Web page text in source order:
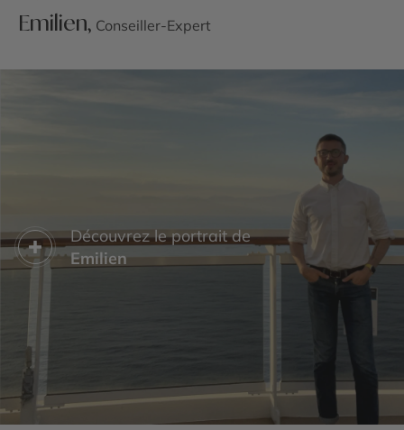
Emilien, Conseiller-Expert
Découvrez le portrait de
Emilien